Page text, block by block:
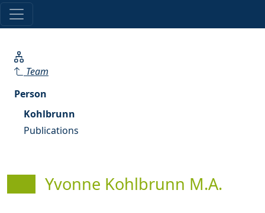
Team
Person
Kohlbrunn
Publications
Yvonne Kohlbrunn M.A.